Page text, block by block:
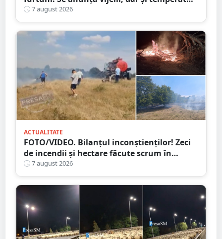
ridicate. Avertizarea ANM
7 august 2026
ACTUALITATE
FOTO/VIDEO. Bilanțul inconștienților! Zeci
de incendii și hectare făcute scrum în
județul Satu Mare
7 august 2026